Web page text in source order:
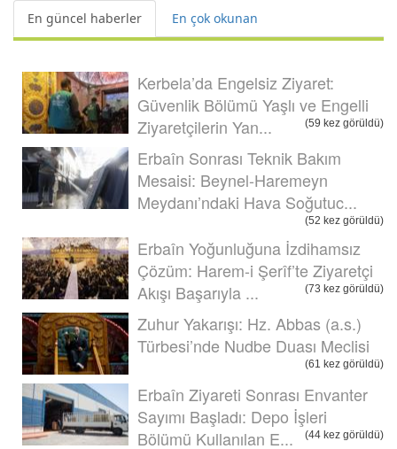
En güncel haberler En çok okunan
Kerbela’da Engelsiz Ziyaret:
Güvenlik Bölümü Yaşlı ve Engelli
Ziyaretçilerin Yan...
(59 kez görüldü)
Erbaîn Sonrası Teknik Bakım
Mesaisi: Beynel-Haremeyn
Meydanı’ndaki Hava Soğutuc...
(52 kez görüldü)
Erbaîn Yoğunluğuna İzdihamsız
Çözüm: Harem-i Şerîf’te Ziyaretçi
Akışı Başarıyla ...
(73 kez görüldü)
Zuhur Yakarışı: Hz. Abbas (a.s.)
Türbesi’nde Nudbe Duası Meclisi
(61 kez görüldü)
Erbaîn Ziyareti Sonrası Envanter
Sayımı Başladı: Depo İşleri
Bölümü Kullanılan E...
(44 kez görüldü)